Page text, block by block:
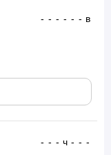
- - - - - - в
- - - ч - - -